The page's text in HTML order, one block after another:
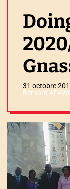
le
31 octobre
Bernard